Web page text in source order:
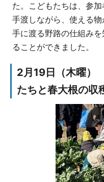
た。こどもたちは、参
手渡しながら、使える
手に渡る野路の仕組み
ることができました。
2月19日（木曜
たちと春大根の収